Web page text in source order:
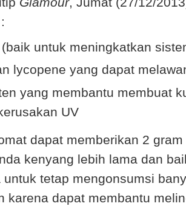
untuk meningkatkan
lycopene yang dapat
yang membantu membuat
UV
dapat memberikan 2
kenyang lebih lama dan
untuk tetap mengonsumsi
karena dapat membantu